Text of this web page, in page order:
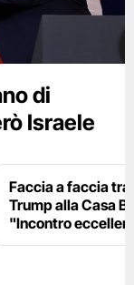
di
Israele
Faccia a faccia
Trump alla Casa
"Incontro